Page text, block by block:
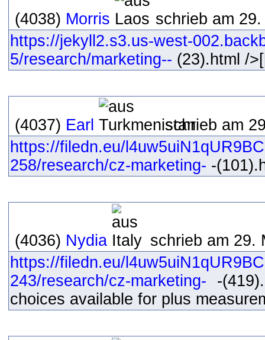
(4038) Morris
schrieb am
https://jekyll2.s3.us-west-
5/research/marketing-- (23).html /
(4037) Earl
schrieb am
https://filedn.eu/
258/research/cz-marketing- -
(4036) Nydia
schrieb am 29.
https://filedn.eu/
243/research/cz-marketing- -
choices available for plus